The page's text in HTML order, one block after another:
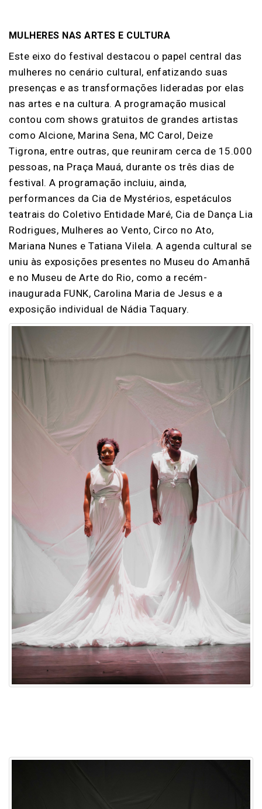
MULHERES NAS ARTES E CULTURA
Este eixo do festival destacou o papel central das
mulheres no cenário cultural, enfatizando suas
presenças e as transformações lideradas por elas
nas artes e na cultura. A programação musical
contou com shows gratuitos de grandes artistas
como Alcione, Marina Sena, MC Carol, Deize
Tigrona, entre outras, que reuniram cerca de 15.000
pessoas, na Praça Mauá, durante os três dias de
festival. A programação incluiu, ainda,
performances da Cia de Mystérios, espetáculos
teatrais do Coletivo Entidade Maré, Cia de Dança Lia
Rodrigues, Mulheres ao Vento, Circo no Ato,
Mariana Nunes e Tatiana Vilela. A agenda cultural se
uniu às exposições presentes no Museu do Amanhã
e no Museu de Arte do Rio, como a recém-
inaugurada FUNK, Carolina Maria de Jesus e a
exposição individual de Nádia Taquary.